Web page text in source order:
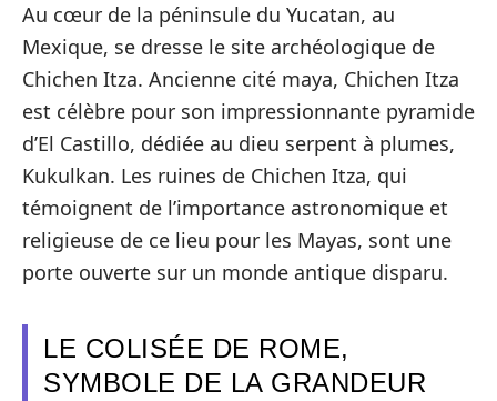
Au cœur de la péninsule du Yucatan, au
Mexique, se dresse le site archéologique de
Chichen Itza. Ancienne cité maya, Chichen Itza
est célèbre pour son impressionnante pyramide
d’El Castillo, dédiée au dieu serpent à plumes,
Kukulkan. Les ruines de Chichen Itza, qui
témoignent de l’importance astronomique et
religieuse de ce lieu pour les Mayas, sont une
porte ouverte sur un monde antique disparu.
LE COLISÉE DE ROME,
SYMBOLE DE LA GRANDEUR